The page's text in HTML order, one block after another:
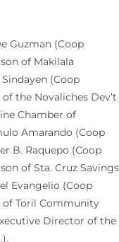
Guzman (Coop
of Makilala
(Coop
the Novaliches Dev’t
Chamber of
Amarando (Coop
B. Raquepo (Coop
of Sta. Cruz Savings
Evangelio (Coop
of Toril Community
Director of the